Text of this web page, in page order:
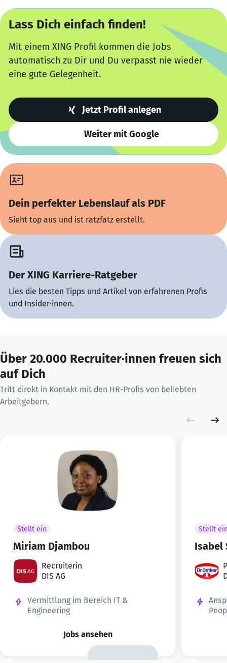
Lass Dich einfach finden!
Mit einem XING Profil kommen die Jobs
automatisch zu Dir und Du verpasst nie wieder
eine gute Gelegenheit.
Jetzt Profil anlegen
Weiter mit Google
Dein perfekter Lebenslauf als PDF
Sieht top aus und ist ratzfatz erstellt.
Der XING Karriere-Ratgeber
Lies die besten Tipps und Artikel von erfahrenen Profis
und Insider·innen.
Über 20.000 Recruiter·innen freuen sich
auf Dich
Tritt direkt in Kontakt mit den HR-Profis von beliebten
Arbeitgebern.
Stellt ein
Miriam Djambou
Recruiterin
DIS AG
Vermittlung im Bereich IT &
Engineering
Jobs ansehen
Stellt
Isabel
g